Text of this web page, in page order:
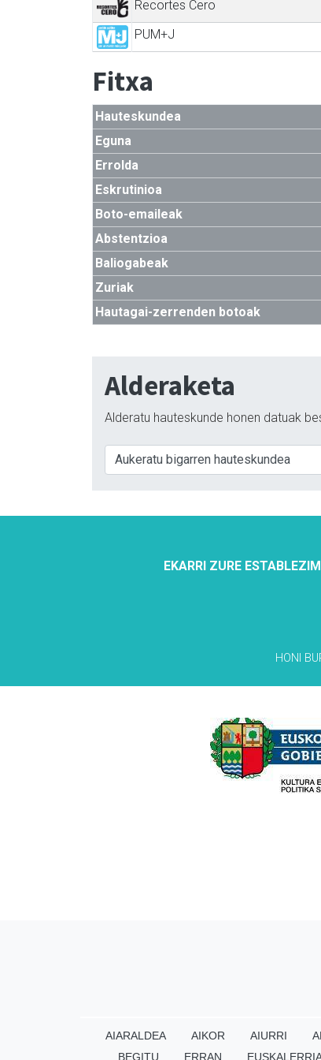
Recortes Cero
PUM+J
Fitxa
Hauteskundea
Eguna
Errolda
Eskrutinioa
Boto-emaileak
Abstentzioa
Baliogabeak
Zuriak
Hautagai-zerrenden botoak
Alderaketa
Alderatu hauteskunde honen datuak
EKARRI ZURE
HONI
AIARALDEA AIKOR AIURRI
BEGITU
ERRAN